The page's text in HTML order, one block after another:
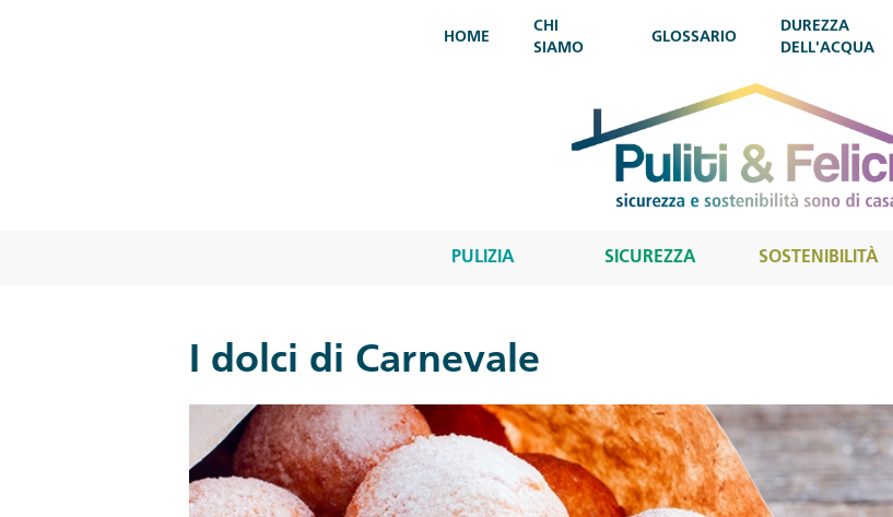
HOME
CHI
SIAMO
GLOSSARIO
DUREZZA
DELL'ACQUA
PULIZIA SICUREZZA SOSTENIBILITÀ
I dolci di Carnevale